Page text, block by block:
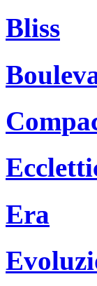
Bliss
Era